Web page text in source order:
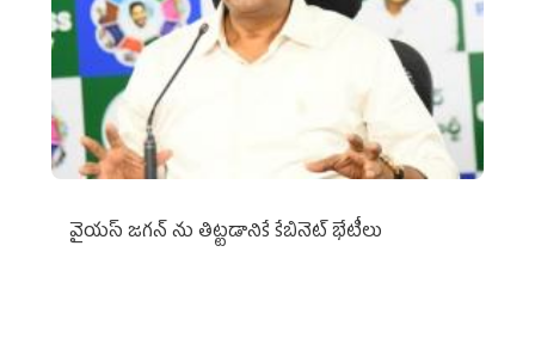
వైయ‌స్ జగన్‌ ను తిట్టడానికే కేబినెట్‌ భేటీలు